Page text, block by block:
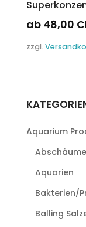
ab 48,00
Produkt
auf.
Optionen
können
der
Produktseite
werden
zzgl.
Aquarium
Aquarien
Bakterien/
Balling